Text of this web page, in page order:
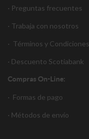
· Preguntas frecuentes
· Trabaja con nosotros
· Términos y Condiciones
· Descuento Scotiabank
Compras On-Line:
· Formas de pago
· Métodos de envío